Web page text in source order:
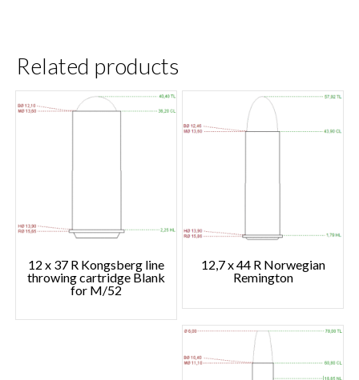
Related products
12 x 37 R Kongsberg line
throwing cartridge Blank
for M/52
12,7 x 44 R Norwegian
Remington